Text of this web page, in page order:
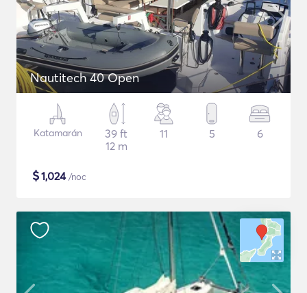
Nautitech 40 Open
Katamarán
39 ft
12 m
11 5 6
$1,024/noc